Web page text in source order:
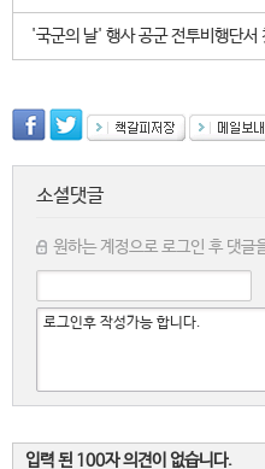
'국군의 날' 행사 공군 전투비행단
소셜댓글
원하는 계정으로 로그인 후 댓글
입력 된 100자 의견이 없습니다.